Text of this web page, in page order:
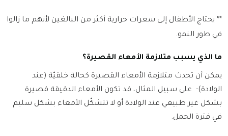
** يحتاج الأطفال إلى سعرات حرارية أكثر من البالغين لأنهم ما زالوا
في طور النمو.
ما الذي يسبب متلازمة الأمعاء القصيرة؟
يمكن أن تحدث متلازمة الأمعاء القصيرة كحالة خلقيّة (عند
الولادة)- على سبيل المثال، قد تكون الأمعاء الدقيقة قصيرة
بشكل غير طبيعي عند الولادة أو لا تتشكّل الأمعاء بشكل سليم
في فترة الحمل.